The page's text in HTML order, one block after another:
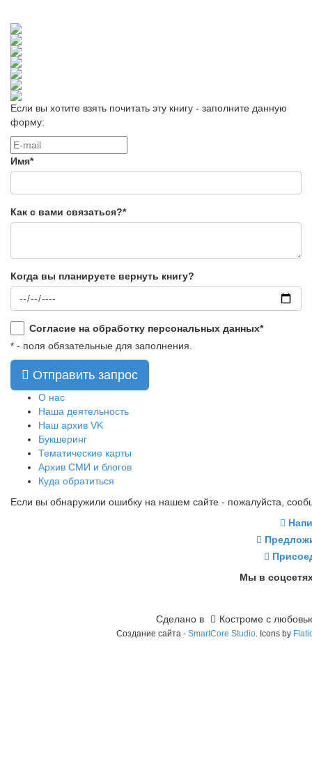
Если вы хотите взять почитать эту книгу - заполните данную
форму:
Имя*
Как с вами связаться?*
Когда вы планируете вернуть книгу?
Согласие на обработку персональных данных*
* - поля обязательные для заполнения.
Отправить запрос
О нас
Наша деятельность
Наш архив VK
Букшеринг
Тематические карты
Архив СМИ и блогов
Куда обратиться
Если вы обнаружили ошибку на нашем сайте - пожалуйста,
Мы в
Сделано в Костроме с
Создание сайта - SmartCore Studio . Icons by